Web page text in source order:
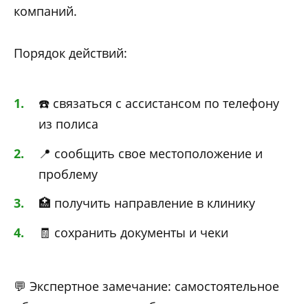
компаний.
Порядок действий:
☎️ связаться с ассистансом по телефону
из полиса
📍 сообщить свое местоположение и
проблему
🏥 получить направление в клинику
🧾 сохранить документы и чеки
💬 Экспертное замечание: самостоятельное